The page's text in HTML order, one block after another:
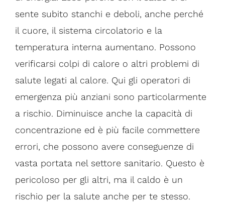
sente subito stanchi e deboli, anche perché
il cuore, il sistema circolatorio e la
temperatura interna aumentano. Possono
verificarsi colpi di calore o altri problemi di
salute legati al calore. Qui gli operatori di
emergenza più anziani sono particolarmente
a rischio. Diminuisce anche la capacità di
concentrazione ed è più facile commettere
errori, che possono avere conseguenze di
vasta portata nel settore sanitario. Questo è
pericoloso per gli altri, ma il caldo è un
rischio per la salute anche per te stesso.